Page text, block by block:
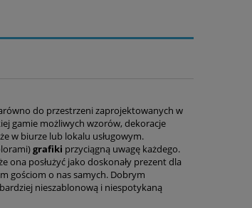
do przestrzeni zaprojektowanych w
gamie możliwych wzorów, dekoracje
w biurze lub lokalu usługowym.
grafiki przyciągną uwagę każdego.
posłużyć jako doskonały prezent dla
gościom o nas samych. Dobrym
nieszablonową i niespotykaną